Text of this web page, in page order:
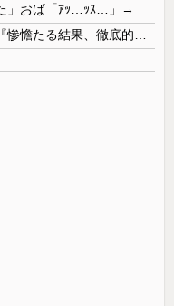
」おば「ｱｯ…ｯｽ…」→